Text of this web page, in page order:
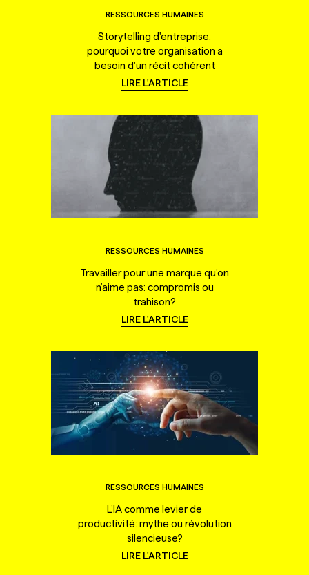
RESSOURCES HUMAINES
Storytelling d'entreprise:
pourquoi votre organisation a
besoin d'un récit cohérent
LIRE L'ARTICLE
RESSOURCES HUMAINES
Travailler pour une marque qu’on
n’aime pas: compromis ou
trahison?
LIRE L'ARTICLE
RESSOURCES HUMAINES
L’IA comme levier de
productivité: mythe ou révolution
silencieuse?
LIRE L'ARTICLE